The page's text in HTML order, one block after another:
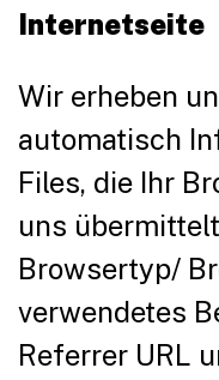
Internetseite
Wir erheben
automatisch
Files, die Ihr
uns
Browsertyp/
verwendetes
Referrer URL